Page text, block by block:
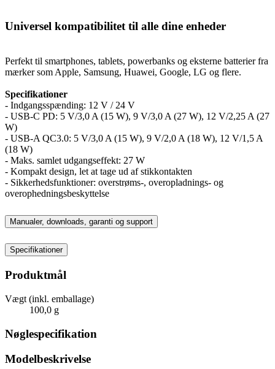
Universel kompatibilitet til alle dine enheder
Perfekt til smartphones, tablets, powerbanks og eksterne batterier fra
mærker som Apple, Samsung, Huawei, Google, LG og flere.
Specifikationer
- Indgangsspænding: 12 V / 24 V
- USB-C PD: 5 V/3,0 A (15 W), 9 V/3,0 A (27 W), 12 V/2,25 A (27
W)
- USB-A QC3.0: 5 V/3,0 A (15 W), 9 V/2,0 A (18 W), 12 V/1,5 A
(18 W)
- Maks. samlet udgangseffekt: 27 W
- Kompakt design, let at tage ud af stikkontakten
- Sikkerhedsfunktioner: overstrøms-, overopladnings- og
overophedningsbeskyttelse
Manualer, downloads, garanti og support
Specifikationer
Produktmål
Vægt (inkl. emballage)
100,0 g
Nøglespecifikation
Modelbeskrivelse